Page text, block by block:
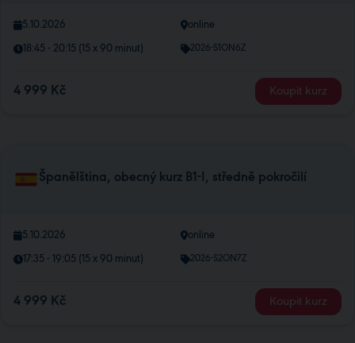
5.10.2026 online
18:45 - 20:15 (15 x 90 minut) 2026-S1ON6Z
4 999 Kč Koupit kurz
Španělština, obecný kurz B1-I, středně pokročilí
5.10.2026 online
17:35 - 19:05 (15 x 90 minut) 2026-S2ON7Z
4 999 Kč Koupit kurz